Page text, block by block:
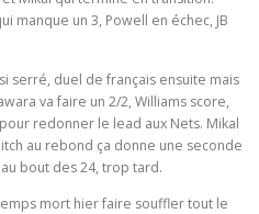
manque un 3, Powell en échec, JB
serré, duel de français ensuite mais
va faire un 2/2, Williams score,
redonner le lead aux Nets. Mikal
au rebond ça donne une seconde
bout des 24, trop tard.
mort hier faire souffler tout le